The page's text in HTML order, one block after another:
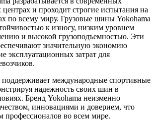
центрах и проходит строгие испытания на
по всему миру. Грузовые шины Yokohama
к износу, низким уровнем
и высокой грузоподъемностью. Эти
значительную экономию
эксплуатационных затрат для
поддерживает международные спортивные
надежность своих шин в
Бренд Yokohama неизменно
инновациями и доверием, что
профессионалов во всем мире.